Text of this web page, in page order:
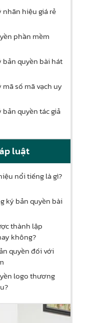
nhãn hiệu giá rẻ
phần mềm
bản quyền bài hát
số mã vạch uy
quyền tác giả
luật
nổi tiếng là gì?
ký bản quyền bài
thành lập
không?
quyền đối với
logo thương